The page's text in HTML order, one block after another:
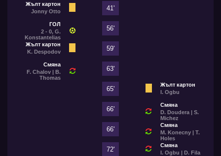
Жълт картон
Jonny Otto
41'
ГОЛ
2 - 0, G.
Konstantelias
56'
Жълт картон
K. Despodov
59'
Смяна
F. Chalov | B.
Thomas
63'
Жълт картон
I. Ogbu
65'
Смяна
D. Doudera | S.
Michez
66'
Смяна
M. Konecny | T.
Holes
66'
Смяна
I. Ogbu | D. Fila
72'